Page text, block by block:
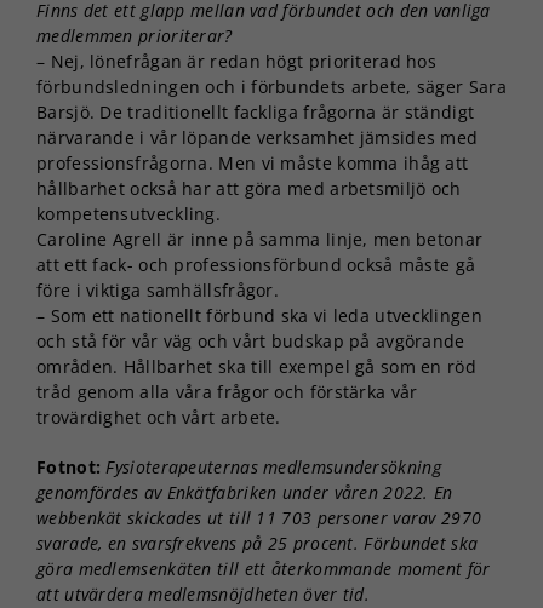
Finns det ett glapp mellan vad förbundet och den vanliga
medlemmen prioriterar?
– Nej, lönefrågan är redan högt prioriterad hos
förbundsledningen och i förbundets arbete, säger Sara
Barsjö. De traditionellt fackliga frågorna är ständigt
närvarande i vår löpande verksamhet jämsides med
professionsfrågorna. Men vi måste komma ihåg att
hållbarhet också har att göra med arbetsmiljö och
kompetensutveckling.
Caroline Agrell är inne på samma linje, men betonar
att ett fack- och professionsförbund också måste gå
före i viktiga samhällsfrågor.
– Som ett nationellt förbund ska vi leda utvecklingen
och stå för vår väg och vårt budskap på avgörande
områden. Hållbarhet ska till exempel gå som en röd
tråd genom alla våra frågor och förstärka vår
trovärdighet och vårt arbete.
Fotnot: Fysioterapeuternas medlemsundersökning
genomfördes av Enkätfabriken under våren 2022. En
webbenkät skickades ut till 11 703 personer varav 2970
svarade, en svarsfrekvens på 25 procent. Förbundet ska
göra medlemsenkäten till ett återkommande moment för
att utvärdera medlemsnöjdheten över tid.